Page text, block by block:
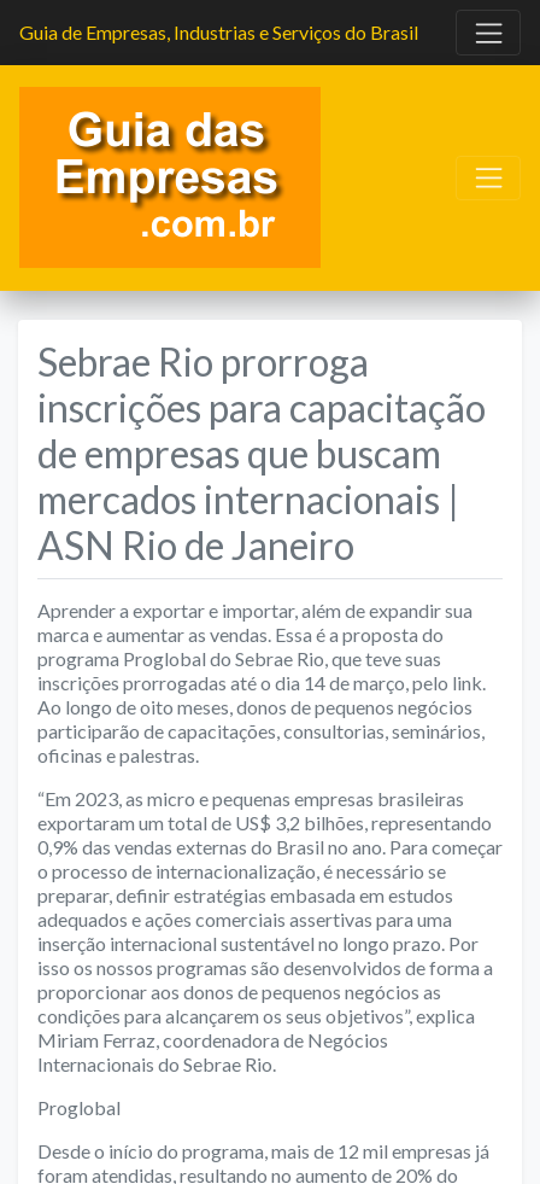
Guia de Empresas, Industrias e Serviços do Brasil
Sebrae Rio prorroga
inscrições para capacitação
de empresas que buscam
mercados internacionais |
ASN Rio de Janeiro
Aprender a exportar e importar, além de expandir sua
marca e aumentar as vendas. Essa é a proposta do
programa Proglobal do Sebrae Rio, que teve suas
inscrições prorrogadas até o dia 14 de março, pelo link.
Ao longo de oito meses, donos de pequenos negócios
participarão de capacitações, consultorias, seminários,
oficinas e palestras.
“Em 2023, as micro e pequenas empresas brasileiras
exportaram um total de US$ 3,2 bilhões, representando
0,9% das vendas externas do Brasil no ano. Para começar
o processo de internacionalização, é necessário se
preparar, definir estratégias embasada em estudos
adequados e ações comerciais assertivas para uma
inserção internacional sustentável no longo prazo. Por
isso os nossos programas são desenvolvidos de forma a
proporcionar aos donos de pequenos negócios as
condições para alcançarem os seus objetivos”, explica
Miriam Ferraz, coordenadora de Negócios
Internacionais do Sebrae Rio.
Proglobal
Desde o início do programa, mais de 12 mil empresas já
foram atendidas, resultando no aumento de 20% do